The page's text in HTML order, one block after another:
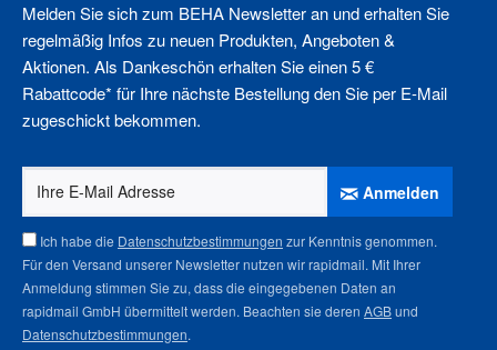
Melden Sie sich zum BEHA Newsletter an und erhalten Sie
regelmäßig Infos zu neuen Produkten, Angeboten &
Aktionen. Als Dankeschön erhalten Sie einen 5 €
Rabattcode* für Ihre nächste Bestellung den Sie per E-Mail
zugeschickt bekommen.
Anmelden
Ich habe die Datenschutzbestimmungen zur Kenntnis genommen.
Für den Versand unserer Newsletter nutzen wir rapidmail. Mit Ihrer
Anmeldung stimmen Sie zu, dass die eingegebenen Daten an
rapidmail GmbH übermittelt werden. Beachten sie deren AGBund
Datenschutzbestimmungen.